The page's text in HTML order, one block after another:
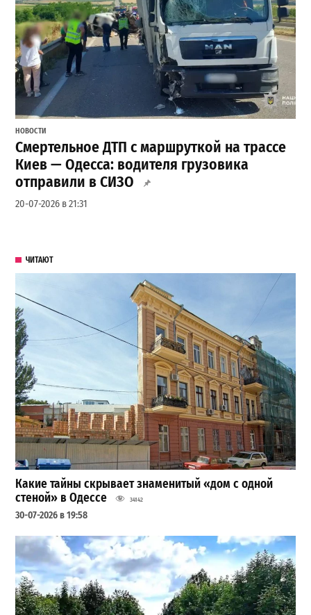
НОВОСТИ
Смертельное ДТП с маршруткой на трассе
Киев — Одесса: водителя грузовика
отправили в СИЗО
20-07-2026 в 21:31
ЧИТАЮТ
Какие тайны скрывает знаменитый «дом с одной
стеной» в Одессе
34142
30-07-2026 в 19:58